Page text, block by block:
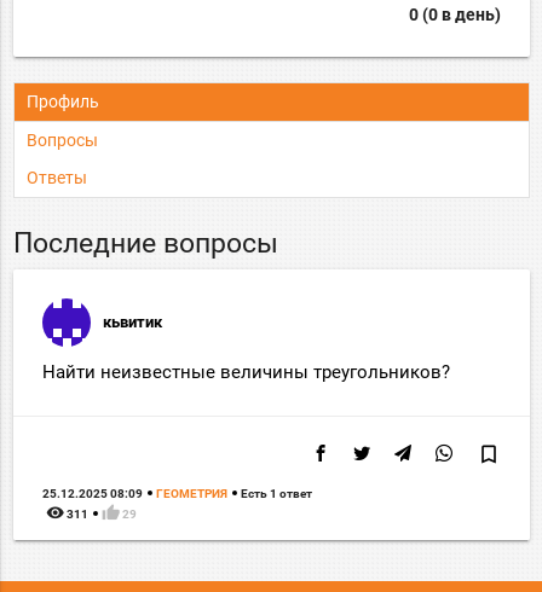
0 (0 в день)
Профиль
Вопросы
Ответы
Последние вопросы
кьвитик
Найти неизвестные величины треугольников?
bookmark_border
25.12.2025 08:09 ГЕОМЕТРИЯ Есть 1 ответ
remove_red_eye 311 thumb_up 29